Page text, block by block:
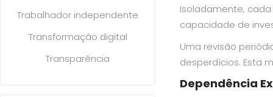
Trabalhador independente
Transformação digital
Transparência
Isoladamente,
capacidade de
Uma revisão
desperdícios. Esta
Dependência